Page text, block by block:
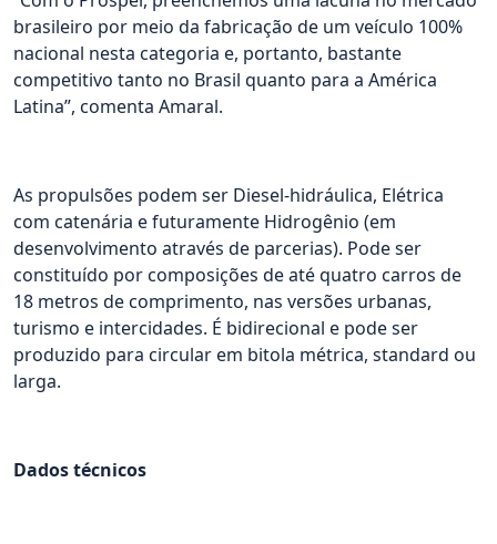
brasileiro por meio da fabricação de um veículo 100%
nacional nesta categoria e, portanto, bastante
competitivo tanto no Brasil quanto para a América
Latina”, comenta Amaral.
As propulsões podem ser Diesel-hidráulica, Elétrica
com catenária e futuramente Hidrogênio (em
desenvolvimento através de parcerias). Pode ser
constituído por composições de até quatro carros de
18 metros de comprimento, nas versões urbanas,
turismo e intercidades. É bidirecional e pode ser
produzido para circular em bitola métrica, standard ou
larga.
Dados técnicos